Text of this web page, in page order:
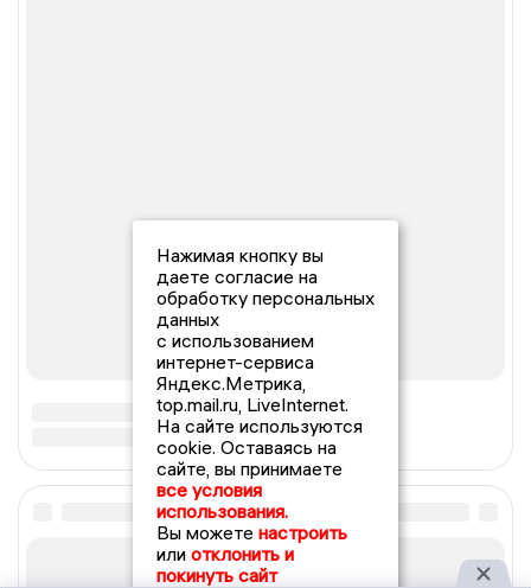
Нажимая кнопку вы
даете согласие на
обработку персональных
данных
с использованием
интернет-сервиса
Яндекс.Метрика,
top.mail.ru, LiveInternet.
На сайте используются
cookie. Оставаясь на
сайте, вы принимаете
все условия
использования.
Вы можете настроить
или отклонить и
покинуть сайт